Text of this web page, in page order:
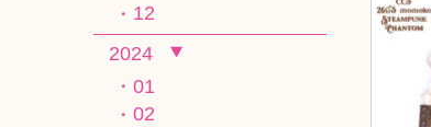
12
2024
01
02